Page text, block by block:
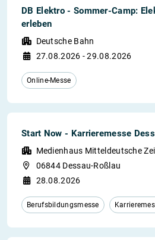
DB Elektro - Sommer-Camp:
erleben
Deutsche Bahn
27.08.2026 - 29.08.2026
Online-Messe
Start Now - Karrieremesse
Medienhaus Mitteldeutsche
06844 Dessau-Roßlau
28.08.2026
Berufsbildungsmesse